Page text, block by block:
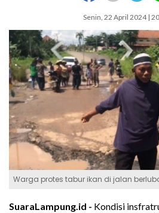
Senin, 22 April 2024 |
Warga protes tabur ikan di jalan
SuaraLampung.id - Kondisi